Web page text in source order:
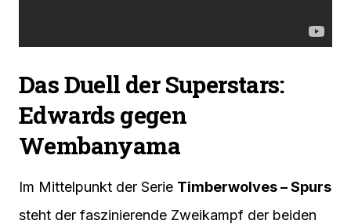
Das Duell der Superstars:
Edwards gegen
Wembanyama
Im Mittelpunkt der Serie Timberwolves – Spurs
steht der faszinierende Zweikampf der beiden